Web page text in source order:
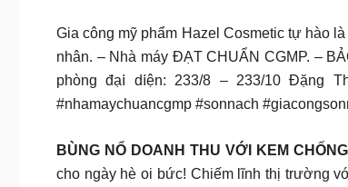
Gia công mỹ phẩm Hazel Cosmetic tự hào
nhân. – Nhà máy ĐẠT CHUẨN CGMP. –
рһònɡ đạ𝗂 ԁ𝗂ện: 233/8 – 233/10 Đặng
#nhamaychuancgmp #sonnach
BÙNG NỔ DOANH THU VỚI KEM
cho ngày hè oi bức! Chiếm lĩnh thị trường